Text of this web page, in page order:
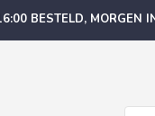
BESTELD, MORGEN